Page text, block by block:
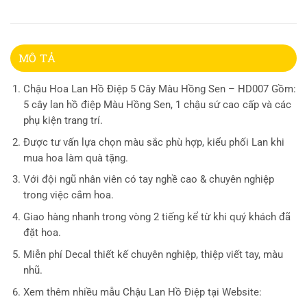
MÔ TẢ
Chậu Hoa Lan Hồ Điệp 5 Cây Màu Hồng Sen – HD007 Gồm:
5 cây lan hồ điệp Màu Hồng Sen, 1 chậu sứ cao cấp và các
phụ kiện trang trí.
Được tư vấn lựa chọn màu sắc phù hợp, kiểu phối Lan khi
mua hoa làm quà tặng.
Với đội ngũ nhân viên có tay nghề cao & chuyên nghiệp
trong việc cắm hoa.
Giao hàng nhanh trong vòng 2 tiếng kể từ khi quý khách đã
đặt hoa.
Miễn phí Decal thiết kế chuyên nghiệp, thiệp viết tay, màu
nhũ.
Xem thêm nhiều mẫu Chậu Lan Hồ Điệp tại Website: